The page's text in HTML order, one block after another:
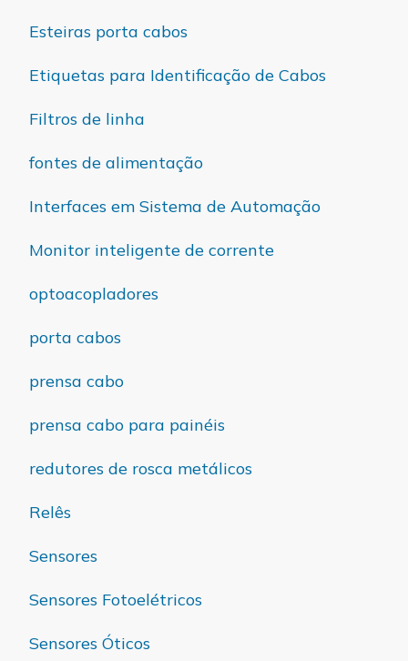
Esteiras porta cabos
Etiquetas para Identificação de Cabos
Filtros de linha
fontes de alimentação
Interfaces em Sistema de Automação
Monitor inteligente de corrente
optoacopladores
porta cabos
prensa cabo
prensa cabo para painéis
redutores de rosca metálicos
Relês
Sensores
Sensores Fotoelétricos
Sensores Óticos